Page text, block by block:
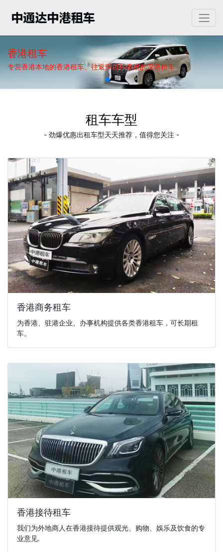
香港租车
专营香港本地的香港租车、往返深圳和香港的深港租车
租车车型
- 劲爆优惠出租车型天天推荐，值得您关注 -
香港商务租车
为香港、驻港企业、办事机构提供各类香港租车，可长期租
车。
香港接待租车
我们为外地商人在香港接待提供观光、购物、娛乐及饮食的专
业意见.